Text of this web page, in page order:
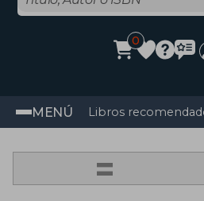
0
MENÚ Libros
=